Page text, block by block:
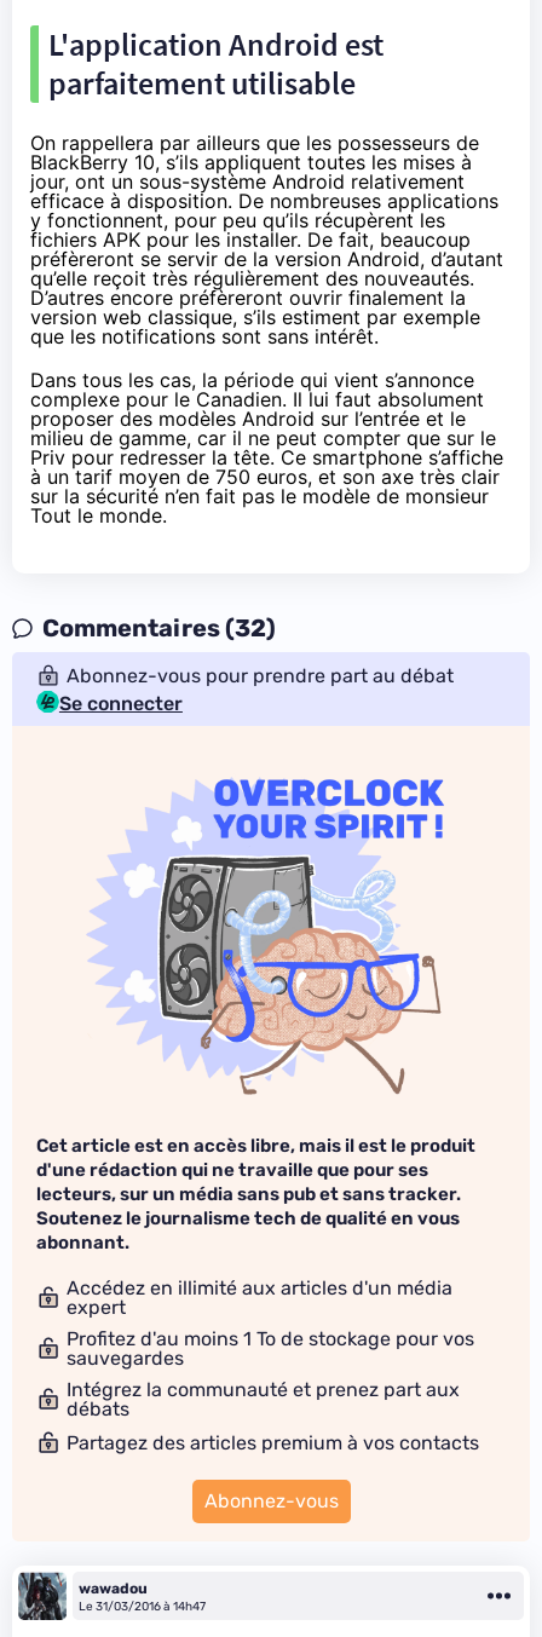
L'application Android est
parfaitement utilisable
On rappellera par ailleurs que les possesseurs de
BlackBerry 10, s’ils appliquent toutes les mises à
jour, ont un sous-système Android relativement
efficace à disposition. De nombreuses applications
y fonctionnent, pour peu qu’ils récupèrent les
fichiers APK pour les installer. De fait, beaucoup
préfèreront se servir de la version Android, d’autant
qu’elle reçoit très régulièrement des nouveautés.
D’autres encore préfèreront ouvrir finalement la
version web classique, s’ils estiment par exemple
que les notifications sont sans intérêt.
Dans tous les cas, la période qui vient s’annonce
complexe pour le Canadien. Il lui faut absolument
proposer des modèles Android sur l’entrée et le
milieu de gamme, car il ne peut compter que sur le
Priv pour redresser la tête. Ce smartphone s’affiche
à un tarif moyen de 750 euros, et son axe très clair
sur la sécurité n’en fait pas le modèle de monsieur
Tout le monde.
Commentaires (32)
Abonnez-vous pour prendre part au débat
Se connecter
Cet article est en accès libre, mais il est le produit
d'une rédaction qui ne travaille que pour ses
lecteurs, sur un média sans pub et sans tracker.
Soutenez le journalisme tech de qualité en vous
abonnant.
Accédez en illimité aux articles d'un média
expert
Profitez d'au moins 1 To de stockage pour vos
sauvegardes
Intégrez la communauté et prenez part aux
débats
Partagez des articles premium à vos contacts
Abonnez-vous
wawadou
Le 31/03/2016 à 14h47